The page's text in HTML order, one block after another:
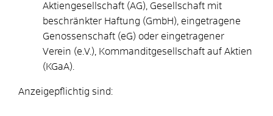
Aktiengesellschaft (AG), Gesellschaft mit
beschränkter Haftung (GmbH), eingetragene
Genossenschaft (eG) oder eingetragener
Verein (e.V.), Kommanditgesellschaft auf Aktien
(KGaA).
Anzeigepflichtig sind: